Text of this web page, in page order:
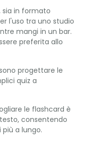
sia in formato
l'uso tra uno studio
mangi in un bar.
preferita allo
progettare le
quiz a
le flashcard è
consentendo
a lungo.